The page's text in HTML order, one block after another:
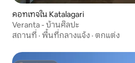
คอทเทจใน Katalagari
Veranta - บ้านศิลปะ
สถานที่ · พื้นที่กลางแจ้ง · ตกแต่ง